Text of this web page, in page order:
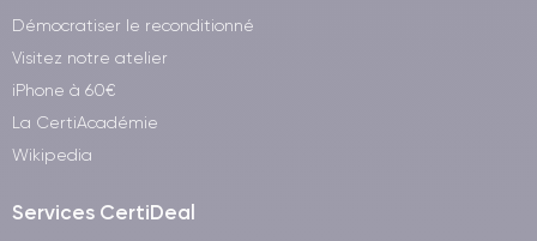
Démocratiser le reconditionné
Visitez notre atelier
iPhone à 60€
La CertiAcadémie
Wikipedia
Services CertiDeal